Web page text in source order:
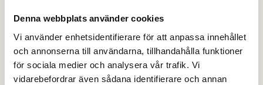
Denna webbplats använder cookies
Vi använder enhetsidentifierare för att anpassa innehållet
och annonserna till användarna, tillhandahålla funktioner
för sociala medier och analysera vår trafik. Vi
vidarebefordrar även sådana identifierare och annan
Utvecklingen har under lång tid gått åt fel håll.
Förebyggande insatser prioriteras ned, stöd sätts
ofta in för sent och skillnaderna mellan olika
områden riskerar att cementeras redan i